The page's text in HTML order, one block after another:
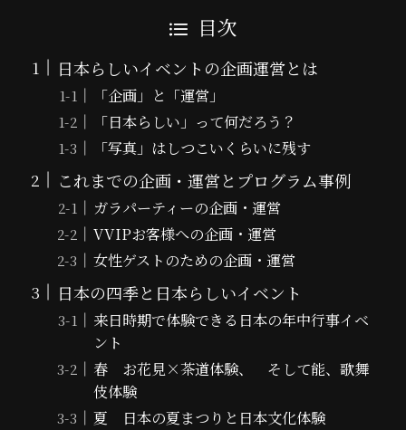
目次
日本らしいイベントの企画運営とは
「企画」と「運営」
「日本らしい」って何だろう？
「写真」はしつこいくらいに残す
これまでの企画・運営とプログラム事例
ガラパーティーの企画・運営
VVIPお客様への企画・運営
女性ゲストのための企画・運営
日本の四季と日本らしいイベント
来日時期で体験できる日本の年中行事イベ
ント
春 お花見×茶道体験、 そして能、歌舞
伎体験
夏 日本の夏まつりと日本文化体験